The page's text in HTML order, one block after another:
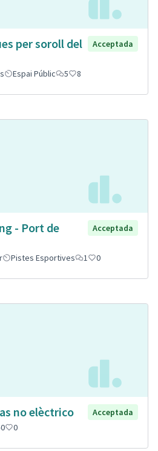
per soroll del
Acceptada
Espai Públic 5 8
- Port de
Acceptada
Pistes Esportives 1 0
no elèctrico
Acceptada
0 0